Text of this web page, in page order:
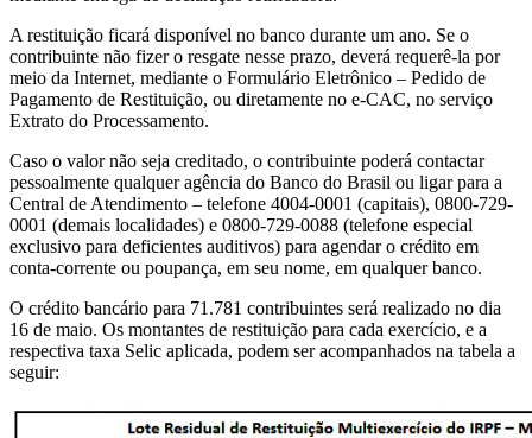
A restituição ficará disponível no banco durante um ano. Se o
contribuinte não fizer o resgate nesse prazo, deverá requerê-la por
meio da Internet, mediante o Formulário Eletrônico – Pedido de
Pagamento de Restituição, ou diretamente no e-CAC, no serviço
Extrato do Processamento.
Caso o valor não seja creditado, o contribuinte poderá contactar
pessoalmente qualquer agência do Banco do Brasil ou ligar para a
Central de Atendimento – telefone 4004-0001 (capitais), 0800-729-
0001 (demais localidades) e 0800-729-0088 (telefone especial
exclusivo para deficientes auditivos) para agendar o crédito em
conta-corrente ou poupança, em seu nome, em qualquer banco.
O crédito bancário para 71.781 contribuintes será realizado no dia
16 de maio. Os montantes de restituição para cada exercício, e a
respectiva taxa Selic aplicada, podem ser acompanhados na tabela a
seguir: